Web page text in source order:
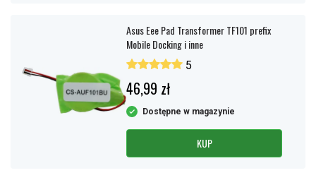
Asus Eee Pad Transformer TF101 prefix
Mobile Docking i inne
5
46,99 zł
Dostępne w magazynie
KUP